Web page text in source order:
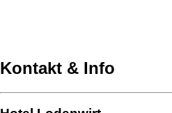
Kontakt & Info